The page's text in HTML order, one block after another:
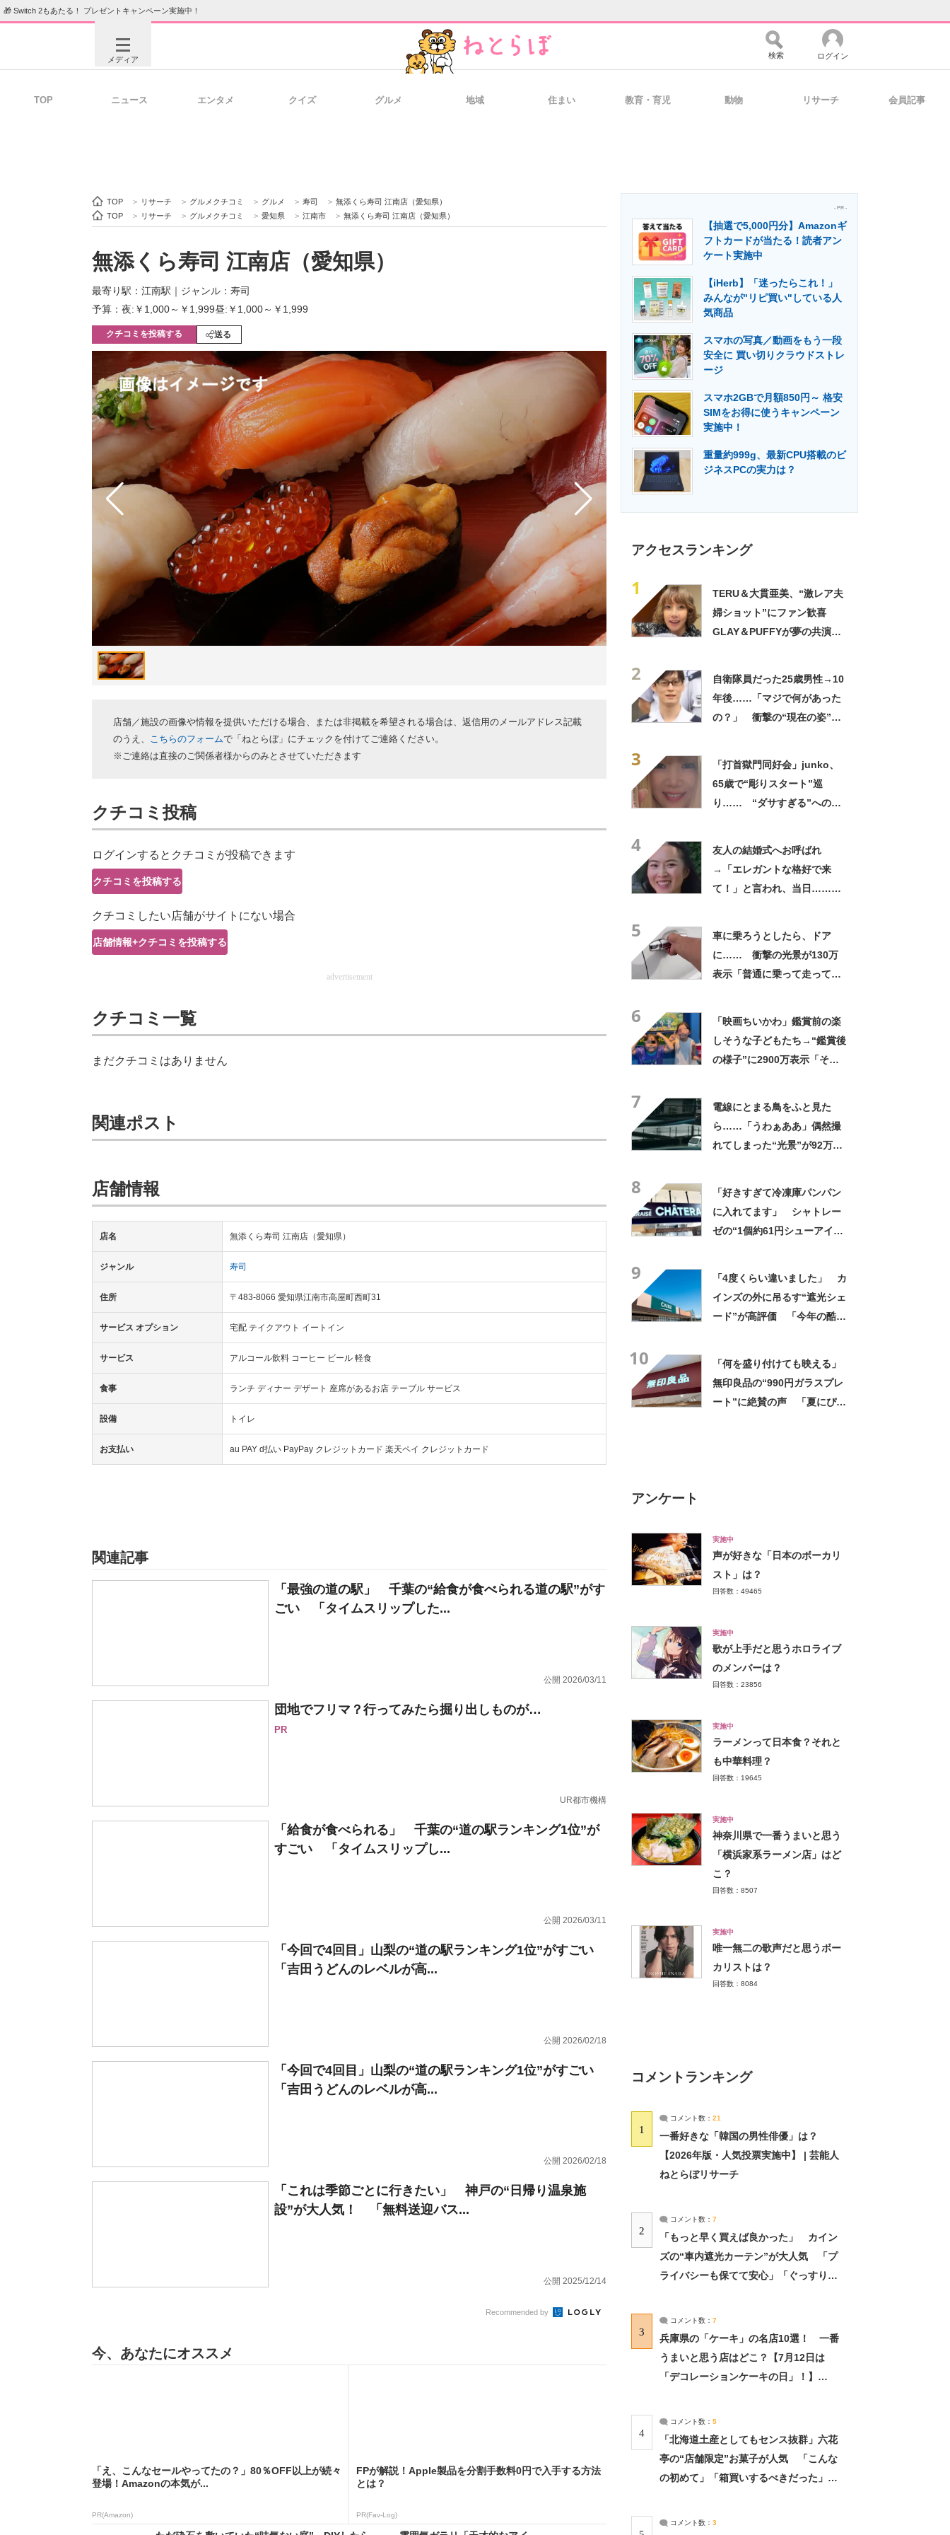
🎁 Switch 2もあたる！ プレゼントキャンペーン実施中！
メディア
経営リーダーのコミュニティ マーケ×ITの今がよく分かる
ITエンジニア向け専門サイト 企業向けIT製品の総合サイト 製造業のIT導入・活用を支援
モノづくり技術者専門サイト
ちょっと気になるネットの話題
検索 ログイン
TOP ニュース エンタメ クイズ グルメ 地域 住まい 教育・育児 動物 リサーチ 会員記事
TOP > リサーチ > グルメクチコミ > グルメ > 寿司 > 無添くら寿司 江南店（愛知県）
TOP
> リサーチ > グルメクチコミ > 愛知県 > 江南市 > 無添くら寿司 江南店（愛知県）
無添くら寿司 江南店（愛知県）
最寄り駅：江南駅 ｜ ジャンル：寿司
予算：夜:￥1,000～￥1,999昼:￥1,000～￥1,999
クチコミを投稿する 送る
店舗／施設の画像や情報を提供いただける場合、または非掲載を希望される場合は、返信用のメールアドレス記載
のうえ、 こちらのフォームで「ねとらぼ」にチェックを付けてご連絡ください。
※ご連絡は直接のご関係者様からのみとさせていただきます
クチコミ投稿
ログインするとクチコミが投稿できます
クチコミを投稿する
クチコミしたい店舗がサイトにない場合
店舗情報+クチコミを投稿する
advertisement
クチコミ一覧
まだクチコミはありません
関連ポスト
店舗情報
店名 無添くら寿司 江南店（愛知県）
ジャンル 寿司
住所 〒483-8066 愛知県江南市高屋町西町31
サービス オプション 宅配 テイクアウト イートイン
サービス アルコール飲料 コーヒー ビール 軽食
食事 ランチ ディナー デザート 座席があるお店 テーブル サービス
設備 トイレ
お支払い au PAY d払い PayPay クレジットカード 楽天ペイ クレジットカード
関連記事
「最強の道の駅」 千葉の“給食が食べられる道の駅”がす
ごい 「タイムスリップした...
公開 2026/03/11
団地でフリマ？行ってみたら掘り出しものが…
PR
UR都市機構
「給食が食べられる」 千葉の“道の駅ランキング1位”が
すごい 「タイムスリップし...
公開 2026/03/11
「今回で4回目」山梨の“道の駅ランキング1位”がすごい
「吉田うどんのレベルが高...
公開 2026/02/18
「今回で4回目」山梨の“道の駅ランキング1位”がすごい
「吉田うどんのレベルが高...
公開 2026/02/18
「これは季節ごとに行きたい」 神戸の“日帰り温泉施
設”が大人気！ 「無料送迎バス...
公開 2025/12/14
Recommended by
今、あなたにオススメ
「え、こんなセールやってたの？」80％OFF以上が続々
登場！Amazonの本気が...
PR(Amazon)
FPが解説！Apple製品を分割手数料0円で入手する方法
とは？
PR(Fav-Log)
- PR -
【抽選で5,000円分】Amazonギ
フトカードが当たる！読者アン
ケート実施中
【iHerb】「迷ったらこれ！」
みんなが"リピ買い"している人
気商品
スマホの写真／動画をもう一段
安全に 買い切りクラウドストレ
ージ
スマホ2GBで月額850円～ 格安
SIMをお得に使うキャンペーン
実施中！
重量約999g、最新CPU搭載のビ
ジネスPCの実力は？
アクセスランキング
1
TERU＆大貫亜美、“激レア夫
婦ショット”にファン歓喜
GLAY＆PUFFYが夢の共演
2
自衛隊員だった25歳男性→10
年後……「マジで何があった
の？」 衝撃の“現在の姿”が
3
「打首獄門同好会」junko、
65歳で“彫りスタート”巡
り…… “ダサすぎる”への持
4
友人の結婚式へお呼ばれ
→「エレガントな格好で来
て！」と言われ、当日……ま
5
車に乗ろうとしたら、ドア
に…… 衝撃の光景が130万
表示「普通に乗って走ってた
6
「映画ちいかわ」鑑賞前の楽
しそうな子どもたち→“鑑賞後
の様子”に2900万表示「そう
7
電線にとまる鳥をふと見た
ら……「うわぁああ」偶然撮
れてしまった“光景”が92万再
8
「好きすぎて冷凍庫パンパン
に入れてます」 シャトレー
ゼの“1個約61円シューアイ
9
「4度くらい違いました」 カ
インズの外に吊るす“遮光シェ
ード”が高評価 「今年の酷暑
10
「何を盛り付けても映える」
無印良品の“990円ガラスプレ
ート”に絶賛の声 「夏にぴっ
アンケート
実施中
声が好きな「日本のボーカリ
スト」は？
回答数：49465
実施中
歌が上手だと思うホロライブ
のメンバーは？
回答数：23856
実施中
ラーメンって日本食？それと
も中華料理？
回答数：19645
実施中
神奈川県で一番うまいと思う
「横浜家系ラーメン店」はど
こ？
回答数：8507
実施中
唯一無二の歌声だと思うボー
カリストは？
回答数：8084
コメントランキング
1
コメント数： 21
一番好きな「韓国の男性俳優」は？
【2026年版・人気投票実施中】 | 芸能人
ねとらぼリサーチ
2
コメント数： 7
「もっと早く買えば良かった」 カイン
ズの“車内遮光カーテン”が大人気 「プ
ライバシーも保てて安心」「ぐっすり眠
3
コメント数： 7
兵庫県の「ケーキ」の名店10選！ 一番
うまいと思う店はどこ？【7月12日は
「デコレーションケーキの日」！】
4
コメント数： 5
「北海道土産としてもセンス抜群」六花
亭の“店舗限定”お菓子が人気 「こんな
の初めて」「箱買いするべきだった」
コメント数： 3